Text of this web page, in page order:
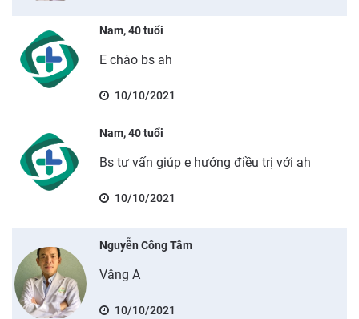
Nam, 40 tuổi
E chào bs ah
10/10/2021
Nam, 40 tuổi
Bs tư vấn giúp e hướng điều trị với ah
10/10/2021
Nguyễn Công Tâm
Vâng A
10/10/2021